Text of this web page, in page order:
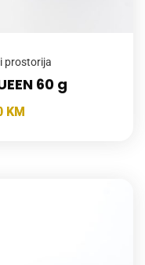
prostorija
60 g
KM